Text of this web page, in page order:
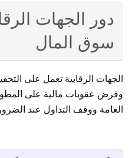
دور الجهات
سوق المال
الجهات الرقابية تعمل على
وفرض عقوبات مالية على
العامة ووقف التداول عند